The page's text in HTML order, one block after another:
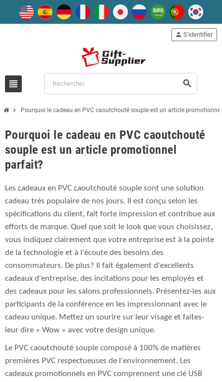
view_headline search
person S'identifier
chevron_right Pourquoi le cadeau en PVC caoutchouté souple est un article
Pourquoi le cadeau en PVC caoutchouté
souple est un article promotionnel
parfait?
Les cadeaux en PVC caoutchouté souple sont une solution
cadeau très populaire de nos jours. Il est conçu selon les
spécifications du client, fait forte impression et contribue aux
efforts de marque. Quel que soit le look que vous choisissez,
vous indiquez clairement que votre entreprise est à la pointe
de la technologie et à l'écoute des besoins des
consommateurs. De plus? Il fait également d'excellents
cadeaux d'entreprise, des incitations pour les employés et
des cadeaux pour les salons professionnels. Présentez-les aux
participants de la conférence en les impressionnant avec le
cadeau unique. Mettez un sourire sur leur visage et faites-
leur dire « Wow » avec votre design unique.
Le PVC caoutchouté souple composé à 100% de matières
premières PVC respectueuses de l'environnement. Les
cadeaux promotionnels en PVC comprennent une clé USB